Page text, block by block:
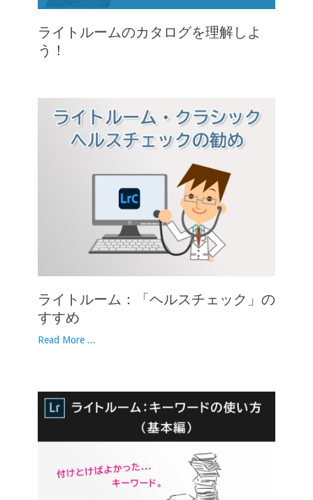
ライトルームのカタログを理解しよ
う！
ライトルーム：「ヘルスチェック」の
すすめ
Read More ...